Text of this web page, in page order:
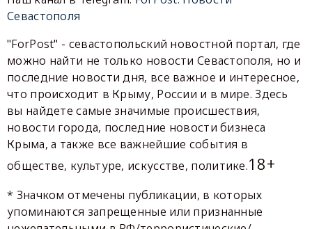
Севастополя
"ForPost" - севастопольский новостной портал, где
можно найти не только новости Севастополя, но и
последние новости дня, все важное и интересное,
что происходит в Крыму, России и в мире. Здесь
вы найдете самые значимые происшествия,
новости города, последние новости бизнеса
Крыма, а также все важнейшие события в
обществе, культуре, искусстве, политике.18+
* Значком отмечены публикации, в которых
упоминаются запрещенные или признанные